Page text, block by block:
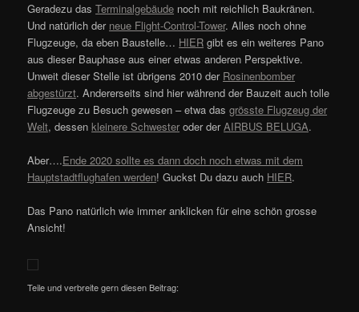
Geradezu dasTerminalgebäude noch mit reichlich Baukränen.
Und natürlich der neue Flight-Control-Tower. Alles noch ohne
Flugzeuge, da eben Baustelle… HIER gibt es ein weiteres Pano
aus dieser Bauphase aus einer etwas anderen Perspektive.
Unweit dieser Stelle ist übrigens 2010 der Rosinenbomber
abgestürzt. Andererseits sind hier während der Bauzeit auch tolle
Flugzeuge zu Besuch gewesen – etwa dasgrösste Flugzeug der
Welt, dessenkleinere Schwester oder derAIRBUS BELUGA.
Aber….Ende 2020 sollte es dann doch noch etwas mit dem
Hauptstadtflughafen werden! Guckst Du dazu auch HIER.
Das Pano natürlich wie immer anklicken für eine schön grosse
Ansicht!
Teile und verbreite gern diesen Beitrag: